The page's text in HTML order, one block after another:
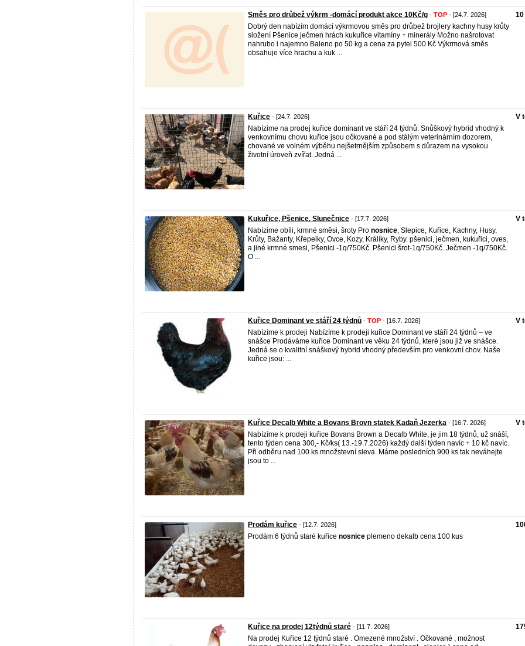
Směs pro drůbež výkrm -domácí produkt akce 10Kč/g - TOP - [24.7. 2026]
Dobrý den nabízím domácí výkrmovou směs pro drůbež brojlery kachny husy krůty
složení Pšenice ječmen hrách kukuřice vitamíny + minerály Možno našrotovat
nahrubo i najemno Baleno po 50 kg a cena za pytel 500 Kč Výkrmová směs
obsahuje více hrachu a kuk ...
Kuřice - [24.7. 2026]
Nabízime na prodej kuřice dominant ve stáří 24 týdnů. Snůškový hybrid vhodný k
venkovnímu chovu kuřice jsou očkované a pod stálým veterinárním dozorem,
chované ve volném výběhu nejšetrnějším způsobem s důrazem na vysokou
životní úroveň zvířat. Jedná ...
V
Kukuřice, Pšenice, Slunečnice - [17.7. 2026]
Nabízime obíli, krmné směsi, šroty Pro nosnice, Slepice, Kuřice, Kachny, Husy,
Krůty, Bažanty, Křepelky, Ovce, Kozy, Králíky, Ryby. pšenici, ječmen, kukuřici, oves,
a jiné krmné smesi, Pšenici -1q/750Kč. Pšenici šrot-1q/750Kč. Ječmen -1q/750Kč.
O ...
V
Kuřice Dominant ve stáří 24 týdnů - TOP - [16.7. 2026]
Nabízíme k prodeji Nabízíme k prodeji kuřice Dominant ve stáří 24 týdnů – ve
snášce Prodáváme kuřice Dominant ve věku 24 týdnů, které jsou již ve snášce.
Jedná se o kvalitní snáškový hybrid vhodný především pro venkovní chov. Naše
kuřice jsou: ...
V
Kuřice Decalb White a Bovans Brovn statek Kadaň Jezerka - [16.7. 2026]
Nabízíme k prodeji kuřice Bovans Brown a Decalb White, je jim 18 týdnů, už snáší,
tento týden cena 300,- Kč/ks( 13.-19.7.2026) každý další týden navíc + 10 kč navíc.
Při odběru nad 100 ks množstevní sleva. Máme posledních 900 ks tak neváhejte
jsou to ...
V
Prodám kuřice - [12.7. 2026]
Prodám 6 týdnů staré kuřice nosnice plemeno dekalb cena 100 kus
Kuřice na prodej 12týdnů staré - [11.7. 2026]
Na prodej Kuřice 12 týdnů staré . Omezené množství . Očkované , možnost